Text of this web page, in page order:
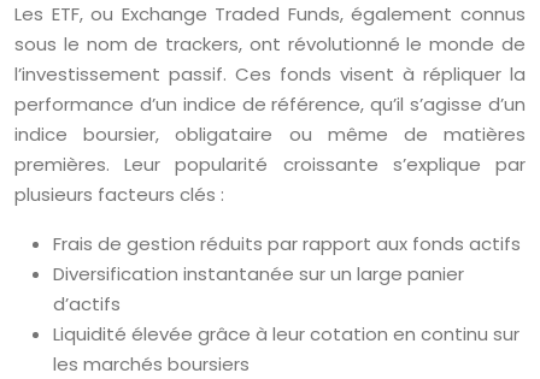
Les ETF, ou Exchange Traded Funds, également connus
sous le nom de trackers, ont révolutionné le monde de
l’investissement passif. Ces fonds visent à répliquer la
performance d’un indice de référence, qu’il s’agisse d’un
indice boursier, obligataire ou même de matières
premières. Leur popularité croissante s’explique par
plusieurs facteurs clés :
Frais de gestion réduits par rapport aux fonds actifs
Diversification instantanée sur un large panier
d’actifs
Liquidité élevée grâce à leur cotation en continu sur
les marchés boursiers